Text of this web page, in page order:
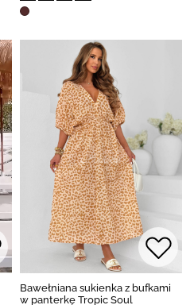
Bawełniana sukienka z bufkami
w panterkę Tropic Soul